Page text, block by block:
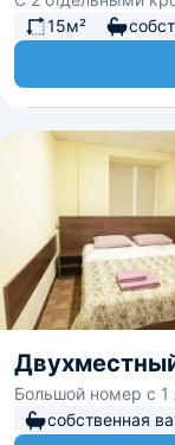
15м²
Большой номер с 1
собственная